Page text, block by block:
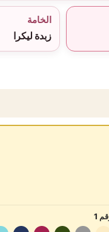
الخامة
زبدة ليكرا
1